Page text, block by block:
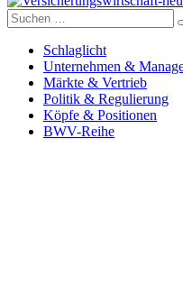
Versicherungswirtschaft-heute
Suche
nach:
Schlaglicht
Unternehmen &
Märkte & Vertrieb
Politik & Regulierung
Köpfe & Positionen
BWV-Reihe